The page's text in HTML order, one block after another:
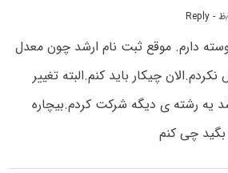
- Reply
دارم. موقع ثبت نام ارشد چون معدل
چیکار باید کنم.البته تغییر
یه رشته ی دیگه شرکت کردم.بیچاره
بگید چی کنم